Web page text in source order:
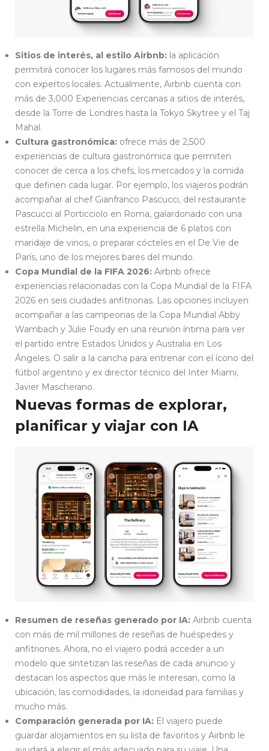
Sitios de interés, al estilo Airbnb: la aplicación
permitirá conocer los lugares más famosos del mundo
con expertos locales. Actualmente, Airbnb cuenta con
más de 3,000 Experiencias cercanas a sitios de interés,
desde la Torre de Londres hasta la Tokyo Skytree y el Taj
Mahal.
Cultura gastronómica: ofrece más de 2,500
experiencias de cultura gastronómica que permiten
conocer de cerca a los chefs, los mercados y la comida
que definen cada lugar. Por ejemplo, los viajeros podrán
acompañar al chef Gianfranco Pascucci, del restaurante
Pascucci al Porticciolo en Roma, galardonado con una
estrella Michelin, en una experiencia de 6 platos con
maridaje de vinos, o preparar cócteles en el De Vie de
París, uno de los mejores bares del mundo.
Copa Mundial de la FIFA 2026: Airbnb ofrece
experiencias relacionadas con la Copa Mundial de la FIFA
2026 en seis ciudades anfitrionas. Las opciones incluyen
acompañar a las campeonas de la Copa Mundial Abby
Wambach y Julie Foudy en una reunión íntima para ver
el partido entre Estados Unidos y Australia en Los
Ángeles. O salir a la cancha para entrenar con el ícono del
fútbol argentino y ex director técnico del Inter Miami,
Javier Mascherano.
Nuevas formas de explorar,
planificar y viajar con IA
Resumen de reseñas generado por IA: Airbnb cuenta
con más de mil millones de reseñas de huéspedes y
anfitriones. Ahora, no el viajero podrá acceder a un
modelo que sintetizan las reseñas de cada anuncio y
destacan los aspectos que más le interesan, como la
ubicación, las comodidades, la idoneidad para familias y
mucho más.
Comparación generada por IA: El viajero puede
guardar alojamientos en su lista de favoritos y Airbnb le